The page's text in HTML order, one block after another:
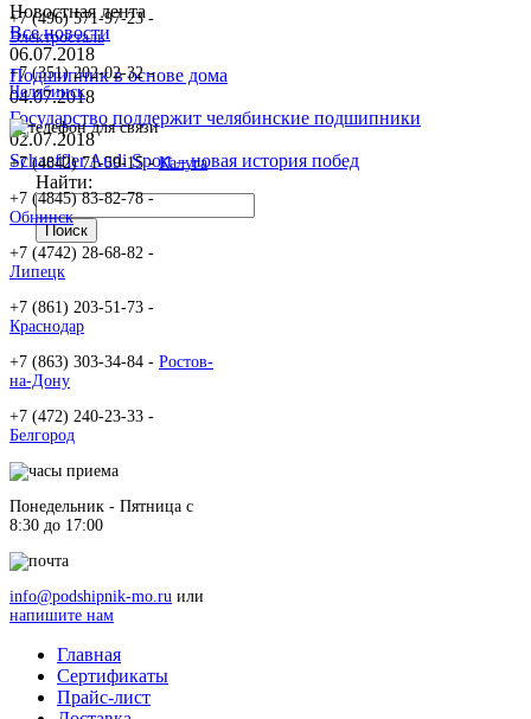
Новостная лента
Все новости
06.07.2018
Подшипник в основе дома
04.07.2018
Государство поддержит челябинские подшипники
02.07.2018
Schaeffler Audi Sport – новая история побед
Найти:
+7 (496) 571-97-23 -
Электросталь
+7 (351) 202-02-32 -
Челябинск
+7 (4842) 71-59-15 -Калуга
+7 (4845) 83-82-78 -
Обнинск
+7 (4742) 28-68-82 -
Липецк
+7 (861) 203-51-73 -
Краснодар
+7 (863) 303-34-84 - Ростов-
на-Дону
+7 (472) 240-23-33 -
Белгород
Понедельник - Пятница c
8:30 до 17:00
info@podshipnik-mo.ru или
напишите нам
Главная
Сертификаты
Прайс-лист